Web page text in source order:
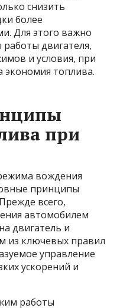
снизить
более
Для этого важно
двигателя,
и условия, при
экономия топлива.
при
вождения
принципы
всего,
автомобилем
двигатель и
из ключевых правил
управление
ускорений и
работы